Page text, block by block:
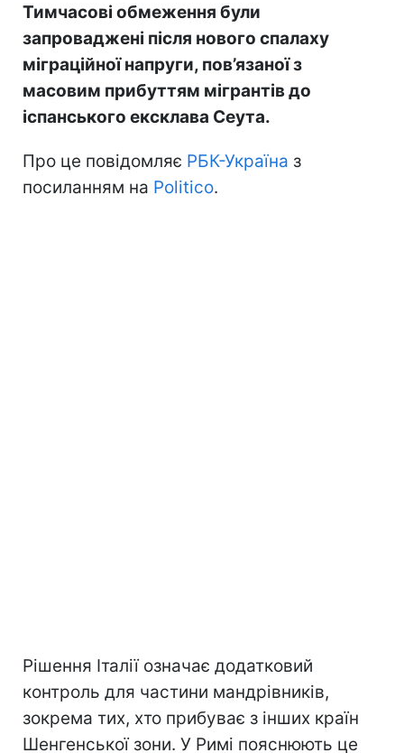
Тимчасові обмеження були
запроваджені після нового спалаху
міграційної напруги, пов’язаної з
масовим прибуттям мігрантів до
іспанського ексклава Сеута.
Про це повідомляє РБК-Україна з
посиланням на Politico.
Рішення Італії означає додатковий
контроль для частини мандрівників,
зокрема тих, хто прибуває з інших країн
Шенгенської зони. У Римі пояснюють це